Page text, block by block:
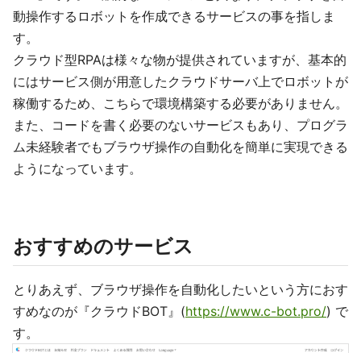
動操作するロボットを作成できるサービスの事を指しま
す。
クラウド型RPAは様々な物が提供されていますが、基本的
にはサービス側が用意したクラウドサーバ上でロボットが
稼働するため、こちらで環境構築する必要がありません。
また、コードを書く必要のないサービスもあり、プログラ
ム未経験者でもブラウザ操作の自動化を簡単に実現できる
ようになっています。
おすすめのサービス
とりあえず、ブラウザ操作を自動化したいという方におす
すめなのが『クラウドBOT』(https://www.c-bot.pro/) で
す。